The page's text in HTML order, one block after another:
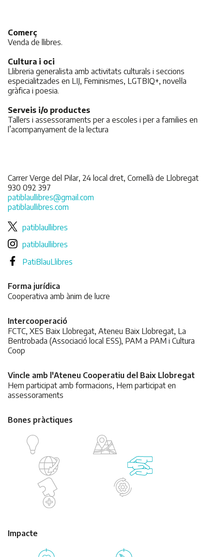
Comerç
Venda de llibres.
Cultura i oci
Llibreria generalista amb activitats culturals i seccions
especialitzades en LIJ, Feminismes, LGTBIQ+, novel·la
gràfica i poesia.
Serveis i/o productes
Tallers i assessoraments per a escoles i per a families en
l’acompanyament de la lectura
Carrer Verge del Pilar, 24 local dret, Cornellà de Llobregat
930 092 397
patiblaullibres@gmail.com
patiblaullibres.com
patiblaullibres
patiblaullibres
PatiBlauLlibres
Forma jurídica
Cooperativa amb ànim de lucre
Intercooperació
FCTC, XES Baix Llobregat, Ateneu Baix Llobregat, La
Bentrobada (Associació local ESS), PAM a PAM i Cultura
Coop
Vincle amb l'Ateneu Cooperatiu del Baix Llobregat
Hem participat amb formacions, Hem participat en
assessoraments
Bones pràctiques
Impacte